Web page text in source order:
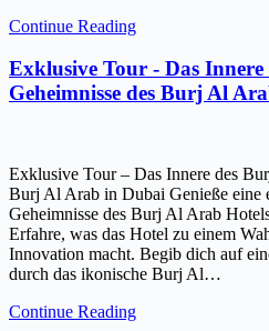
Continue Reading
Exklusive Tour - Das
Geheimnisse des Burj Al
Exklusive Tour – Das Innere des
Burj Al Arab in Dubai Genieße eine
Geheimnisse des Burj Al Arab
Erfahre, was das Hotel zu einem
Innovation macht. Begib dich auf
durch das ikonische Burj Al…
Continue Reading